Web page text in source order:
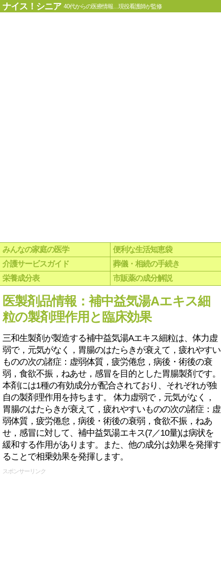
ナイス！シニア 40代からの医療情報…現役看護師が監修
みんなの家庭の医学
便利な生活知恵袋
介護サービスガイド
葬儀・相続の手続き
栄養成分表
市販薬の成分解説
医製剤品情報：補中益気湯Aエキス細
粒の製剤理作用と臨床効果
三和生製剤が製造する補中益気湯Aエキス細粒は、体力虚
弱で，元気がなく，胃腸のはたらきが衰えて，疲れやすい
ものの次の諸症：虚弱体質，疲労倦怠，病後・術後の衰
弱，食欲不振，ねあせ，感冒を目的とした胃腸製剤です。
本剤には1種の有効成分が配合されており、それぞれが独
自の製剤理作用を持ちます。 体力虚弱で，元気がなく，
胃腸のはたらきが衰えて，疲れやすいものの次の諸症：虚
弱体質，疲労倦怠，病後・術後の衰弱，食欲不振，ねあ
せ，感冒に対して、補中益気湯エキス(7／10量)は病状を
緩和する作用があります。また、他の成分は効果を発揮す
ることで相乗効果を発揮します。
スポンサーリンク